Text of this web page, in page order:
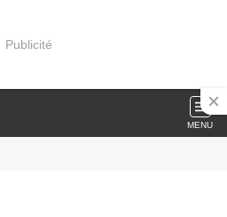
Publicité
MENU